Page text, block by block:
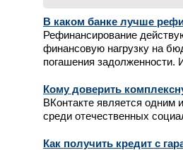
В каком банке лучше
Рефинансирование
финансовую нагрузку на
погашения задолженности.
Кому доверить
ВКонтакте является одним
среди отечественных
Как получить кредит с